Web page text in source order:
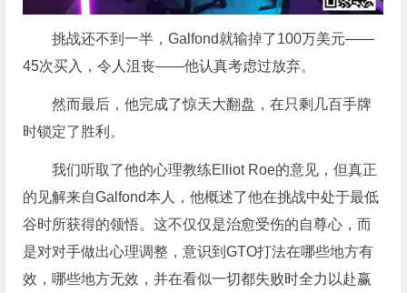
挑战还不到一半，Galfond就输掉了100万美元——
45次买入，令人沮丧——他认真考虑过放弃。
然而最后，他完成了惊天大翻盘，在只剩几百手牌
时锁定了胜利。
我们听取了他的心理教练Elliot Roe的意见，但真正
的见解来自Galfond本人，他概述了他在挑战中处于最低
谷时所获得的领悟。这不仅仅是治愈受伤的自尊心，而
是对对手做出心理调整，意识到GTO打法在哪些地方有
效，哪些地方无效，并在看似一切都失败时全力以赴赢